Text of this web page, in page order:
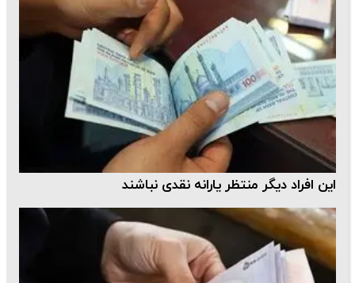
این افراد دیگر منتظر یارانه نقدی نباشند